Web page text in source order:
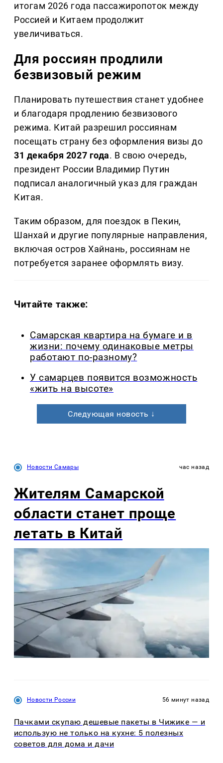
итогам 2026 года пассажиропоток между
Россией и Китаем продолжит
увеличиваться.
Для россиян продлили
безвизовый режим
Планировать путешествия станет удобнее
и благодаря продлению безвизового
режима. Китай разрешил россиянам
посещать страну без оформления визы до
31 декабря 2027 года. В свою очередь,
президент России Владимир Путин
подписал аналогичный указ для граждан
Китая.
Таким образом, для поездок в Пекин,
Шанхай и другие популярные направления,
включая остров Хайнань, россиянам не
потребуется заранее оформлять визу.
Читайте также:
Самарская квартира на бумаге и в
жизни: почему одинаковые метры
работают по-разному?
У самарцев появится возможность
«жить на высоте»
Следующая новость ↓
Новости Самары час назад
Жителям Самарской
области станет проще
летать в Китай
Новости России 56 минут назад
Пачками скупаю дешевые пакеты в Чижике — и
использую не только на кухне: 5 полезных
советов для дома и дачи